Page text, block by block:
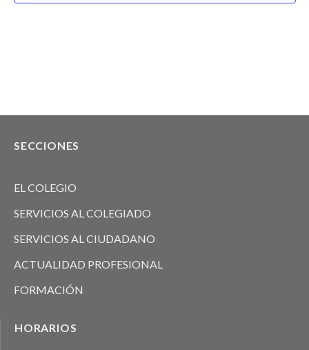
SECCIONES
EL COLEGIO
SERVICIOS AL COLEGIADO
SERVICIOS AL CIUDADANO
ACTUALIDAD PROFESIONAL
FORMACIÓN
HORARIOS